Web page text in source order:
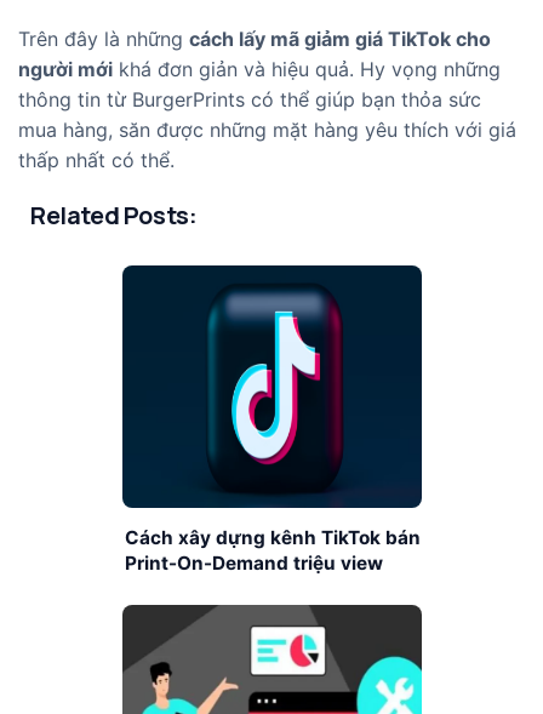
Trên đây là những cách lấy mã giảm giá TikTok cho
người mới khá đơn giản và hiệu quả. Hy vọng những
thông tin từ BurgerPrints có thể giúp bạn thỏa sức
mua hàng, săn được những mặt hàng yêu thích với giá
thấp nhất có thể.
Related Posts:
Cách xây dựng kênh TikTok bán
Print-On-Demand triệu view